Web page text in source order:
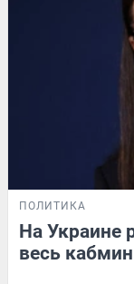
ПОЛИТИКА
На Украине
весь